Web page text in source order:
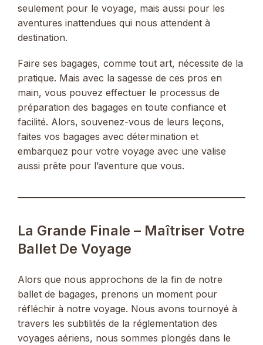
seulement pour le voyage, mais aussi pour les
aventures inattendues qui nous attendent à
destination.
Faire ses bagages, comme tout art, nécessite de la
pratique. Mais avec la sagesse de ces pros en
main, vous pouvez effectuer le processus de
préparation des bagages en toute confiance et
facilité. Alors, souvenez-vous de leurs leçons,
faites vos bagages avec détermination et
embarquez pour votre voyage avec une valise
aussi prête pour l’aventure que vous.
La Grande Finale – Maîtriser Votre
Ballet De Voyage
Alors que nous approchons de la fin de notre
ballet de bagages, prenons un moment pour
réfléchir à notre voyage. Nous avons tournoyé à
travers les subtilités de la réglementation des
voyages aériens, nous sommes plongés dans le